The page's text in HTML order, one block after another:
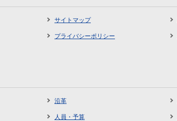
サイトマップ
プライバシーポリシー
沿革
人員・予算